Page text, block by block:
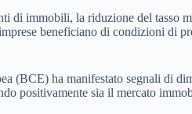
di immobili, la riduzione del tasso
beneficiano di condizioni di
(BCE) ha manifestato segnali di
positivamente sia il mercato